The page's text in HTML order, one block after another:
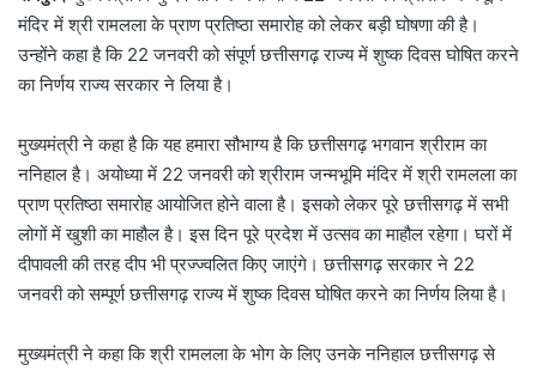
मंदिर में श्री रामलला के प्राण प्रतिष्ठा समारोह को लेकर बड़ी घोषणा की है।
उन्होंने कहा है कि 22 जनवरी को संपूर्ण छत्तीसगढ़ राज्य में शुष्क दिवस घोषित करने
का निर्णय राज्य सरकार ने लिया है।
मुख्यमंत्री ने कहा है कि यह हमारा सौभाग्य है कि छत्तीसगढ़ भगवान श्रीराम का
ननिहाल है। अयोध्या में 22 जनवरी को श्रीराम जन्मभूमि मंदिर में श्री रामलला का
प्राण प्रतिष्ठा समारोह आयोजित होने वाला है। इसको लेकर पूरे छत्तीसगढ़ में सभी
लोगों में खुशी का माहौल है। इस दिन पूरे प्रदेश में उत्सव का माहौल रहेगा। घरों में
दीपावली की तरह दीप भी प्रज्ज्वलित किए जाएंगे। छत्तीसगढ़ सरकार ने 22
जनवरी को सम्पूर्ण छत्तीसगढ़ राज्य में शुष्क दिवस घोषित करने का निर्णय लिया है।
मुख्यमंत्री ने कहा कि श्री रामलला के भोग के लिए उनके ननिहाल छत्तीसगढ़ से